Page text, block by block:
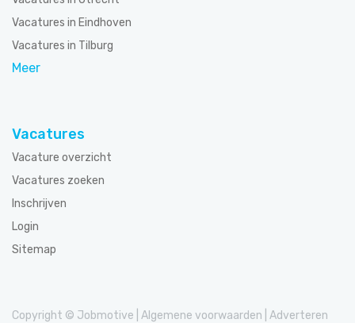
Vacatures in Eindhoven
Vacatures in Tilburg
Meer
Vacatures
Vacature overzicht
Vacatures zoeken
Inschrijven
Login
Sitemap
Copyright © Jobmotive Algemene voorwaarden Adverteren